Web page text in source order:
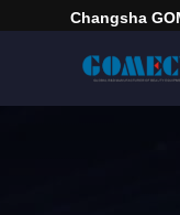
Changsha